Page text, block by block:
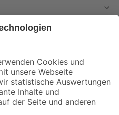
und Aktionen mehr verpassen!